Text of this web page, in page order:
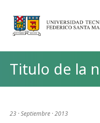
Titulo de la
23 · Septiembre · 2013